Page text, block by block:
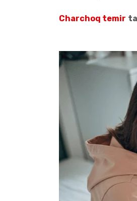
Charchoq temir